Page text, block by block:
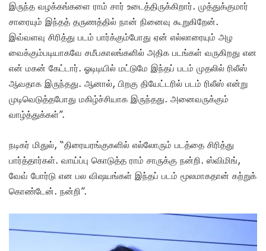
இருந்த வழக்கங்களை ராம் சார் உடைத்திருக்கிறார். முத்துக்குமார்
சாரையும் இந்தத் தருணத்தில் நான் நினைவு கூறுகிறேன்.
இவ்வளவு சிரித்து படம் பார்க்கும்போது ஏன் எல்லாரையும் அழ
வைக்கும்படியாகவே சமீபகாலங்களில் அதிக படங்கள் வருகிறது என
என் மகன் கேட்டார். ஓடிடியில் மட்டுமே இந்தப் படம் முதலில் ரிலீஸ்
ஆவதாக இருந்தது. ஆனால், பிறகு தியேட்டரில் படம் ரிலீஸ் என்று
முடிவெடுத்தபோது மகிழ்ச்சியாக இருந்தது. அனைவருக்கும்
வாழ்த்துக்கள்”.
நடிகர் மிதுல், “திரையரங்குகளில் எல்லோரும் படத்தை சிரித்து
பார்த்தார்கள். வாய்ப்பு கொடுத்த ராம் சாருக்கு நன்றி. ஸ்விமிங்,
வேவ் போர்டு என பல விஷயங்கள் இந்தப் படம் மூலமாகதான் கற்றுக்
கொண்டேன். நன்றி”.